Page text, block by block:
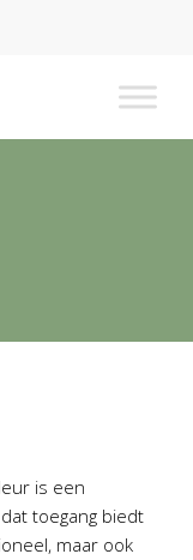
is een
toegang biedt
maar ook